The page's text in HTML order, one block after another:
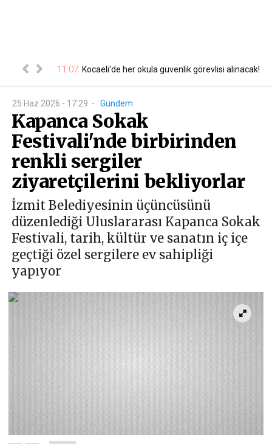
tabela 11:07 Kocaeli'de her okula güvenlik görevlisi alınacak!
25 Haz 2026 - 17:29 - Gündem
Kapanca Sokak
Festivali'nde birbirinden
renkli sergiler
ziyaretçilerini bekliyorlar
İzmit Belediyesinin üçüncüsünü
düzenlediği Uluslararası Kapanca Sokak
Festivali, tarih, kültür ve sanatın iç içe
geçtiği özel sergilere ev sahipliği
yapıyor